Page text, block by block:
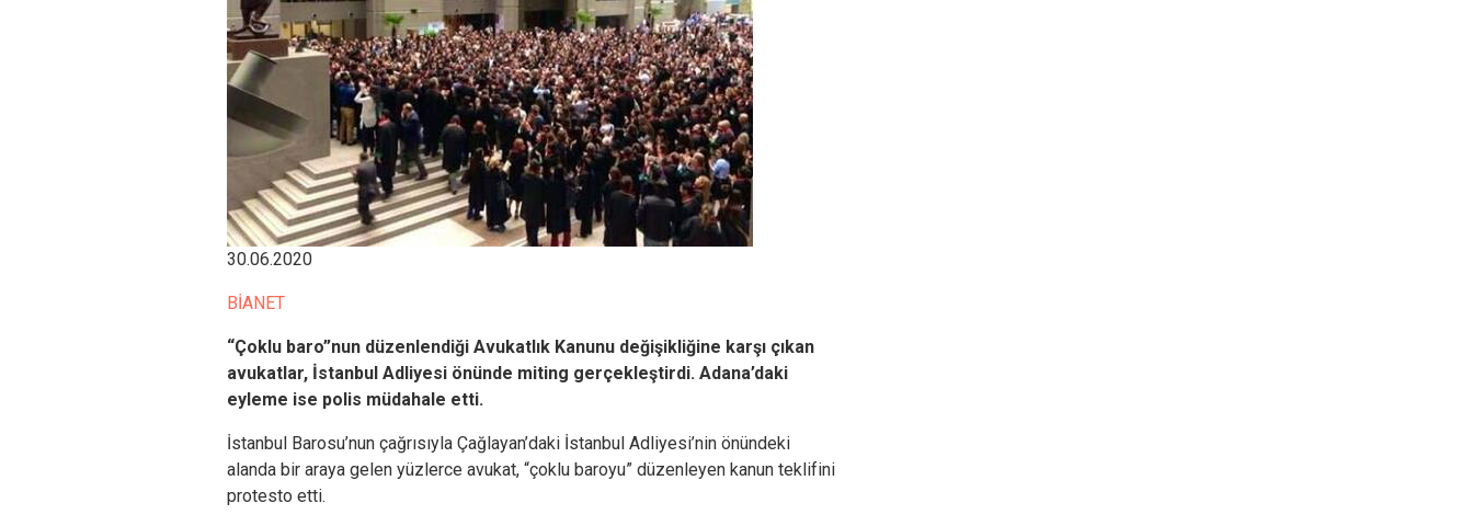
30.06.2020
BİANET
“Çoklu baro”nun düzenlendiği Avukatlık Kanunu değişikliğine karşı çıkan
avukatlar, İstanbul Adliyesi önünde miting gerçekleştirdi. Adana’daki
eyleme ise polis müdahale etti.
İstanbul Barosu’nun çağrısıyla Çağlayan’daki İstanbul Adliyesi’nin önündeki
alanda bir araya gelen yüzlerce avukat, “çoklu baroyu” düzenleyen kanun teklifini
protesto etti.